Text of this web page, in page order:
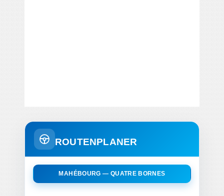
ROUTENPLANER
MAHÉBOURG — QUATRE BORNES